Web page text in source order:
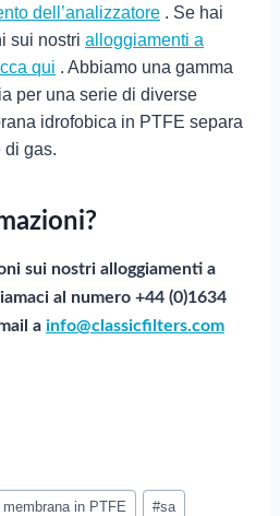
dell’analizzatore . Se hai
sui nostri alloggiamenti a
qui . Abbiamo una gamma
per una serie di diverse
idrofobica in PTFE separa
di gas.
sui nostri alloggiamenti a
al numero +44 (0)1634
a info@classicfilters.com
in PTFE #sa